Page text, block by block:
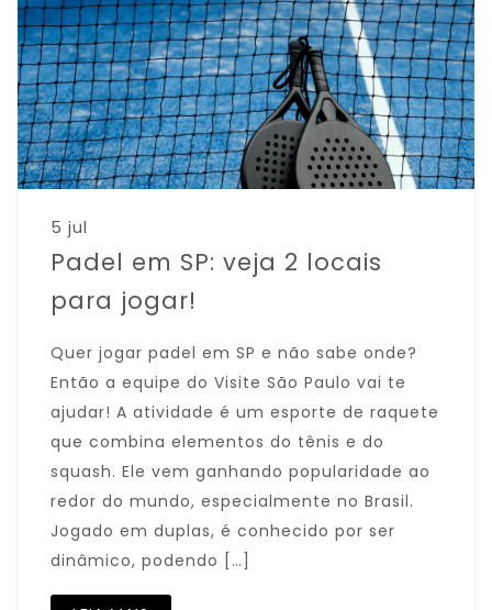
5 jul
Padel em SP: veja 2 locais
para jogar!
Quer jogar padel em SP e não sabe onde?
Então a equipe do Visite São Paulo vai te
ajudar! A atividade é um esporte de raquete
que combina elementos do tênis e do
squash. Ele vem ganhando popularidade ao
redor do mundo, especialmente no Brasil.
Jogado em duplas, é conhecido por ser
dinâmico, podendo […]